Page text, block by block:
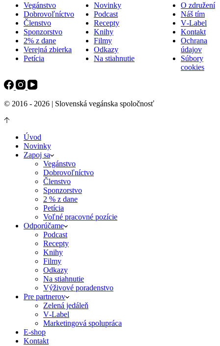
Vegánstvo
Dobrovoľníctvo
Členstvo
Sponzorstvo
2% z dane
Verejná zbierka
Petícia
Novinky
Podcast
Recepty
Knihy
Filmy
Odkazy
Na stiahnutie
O združení
Náš tím
V‑Label
Kontakt
Ochrana
údajov
Súbory
cookies
© 2016 - 2026 | Slovenská vegánska spoločnosť
Úvod
Novinky
Zapoj sa
Vegánstvo
Dobrovoľníctvo
Členstvo
Sponzorstvo
2 % z dane
Petícia
Voľné pracovné pozície
Odporúčame
Podcast
Recepty
Knihy
Filmy
Odkazy
Na stiahnutie
Výživové poradenstvo
Pre partnerov
Zelená jedáleň
V‑Label
Marketingová spolupráca
E‑shop
Kontakt